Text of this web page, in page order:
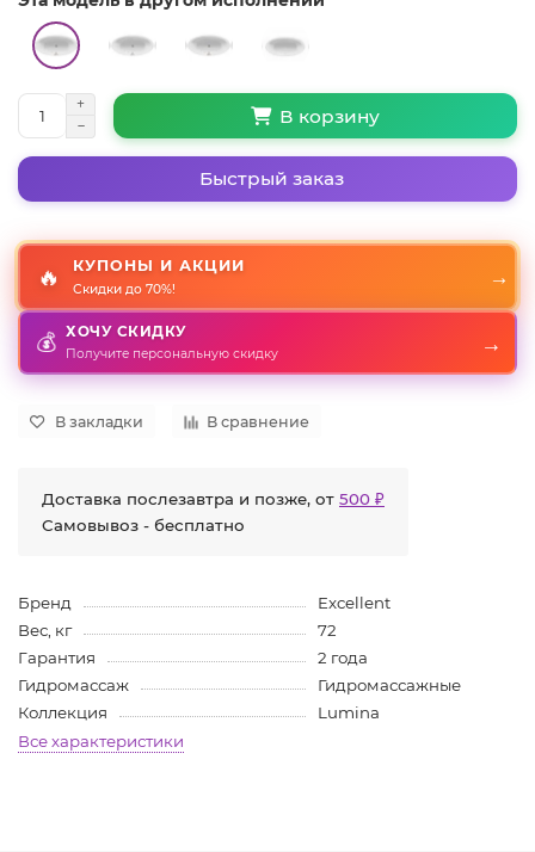
В корзину
Быстрый заказ
🔥 КУПОНЫ И АКЦИИ
Скидки до 70%!
→
💰 ХОЧУ СКИДКУ
Получите персональную скидку →
В закладки В сравнение
Доставка послезавтра и позже, от 500 ₽
Самовывоз - бесплатно
Бренд
Excellent
Вес, кг
72
Гарантия
2 года
Гидромассаж
Гидромассажные
Коллекция
Lumina
Все характеристики